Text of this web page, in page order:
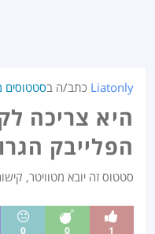
Liatonly כתב/ה בסטטוסים
היא צריכה
הפלייבק
סטטוס זה יובא מטוויטר,
1
0
0